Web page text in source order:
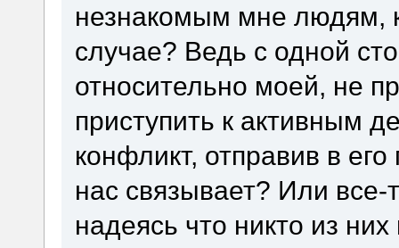
незнакомым мне людям,
случае? Ведь с одной
относительно моей, не
приступить к активным
конфликт, отправив в
нас связывает? Или
надеясь что никто из